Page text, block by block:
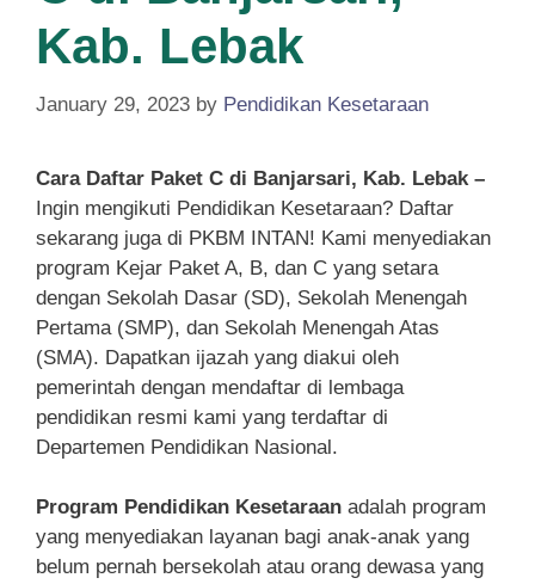
Kab. Lebak
January 29, 2023 by Pendidikan Kesetaraan
Cara Daftar Paket C di Banjarsari, Kab. Lebak –
Ingin mengikuti Pendidikan Kesetaraan? Daftar
sekarang juga di PKBM INTAN! Kami menyediakan
program Kejar Paket A, B, dan C yang setara
dengan Sekolah Dasar (SD), Sekolah Menengah
Pertama (SMP), dan Sekolah Menengah Atas
(SMA). Dapatkan ijazah yang diakui oleh
pemerintah dengan mendaftar di lembaga
pendidikan resmi kami yang terdaftar di
Departemen Pendidikan Nasional.
Program Pendidikan Kesetaraan adalah program
yang menyediakan layanan bagi anak-anak yang
belum pernah bersekolah atau orang dewasa yang